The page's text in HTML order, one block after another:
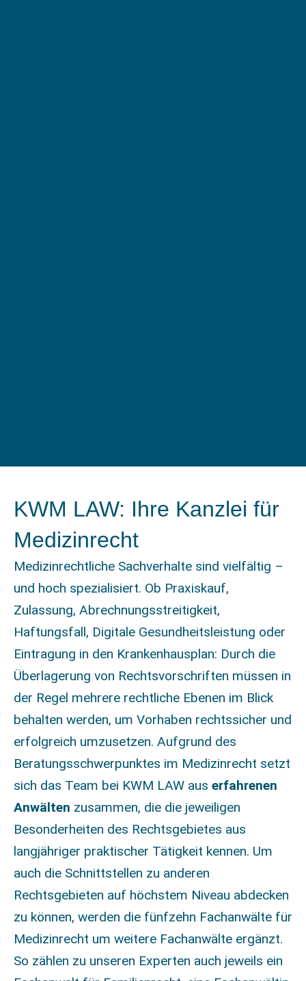
KWM LAW: Ihre Kanzlei für
Medizinrecht
Medizinrechtliche Sachverhalte sind vielfältig –
und hoch spezialisiert. Ob Praxiskauf,
Zulassung, Abrechnungsstreitigkeit,
Haftungsfall, Digitale Gesundheitsleistung oder
Eintragung in den Krankenhausplan: Durch die
Überlagerung von Rechtsvorschriften müssen in
der Regel mehrere rechtliche Ebenen im Blick
behalten werden, um Vorhaben rechtssicher und
erfolgreich umzusetzen. Aufgrund des
Beratungsschwerpunktes im Medizinrecht setzt
sich das Team bei KWM LAW aus erfahrenen
Anwälten zusammen, die die jeweiligen
Besonderheiten des Rechtsgebietes aus
langjähriger praktischer Tätigkeit kennen. Um
auch die Schnittstellen zu anderen
Rechtsgebieten auf höchstem Niveau abdecken
zu können, werden die fünfzehn Fachanwälte für
Medizinrecht um weitere Fachanwälte ergänzt.
So zählen zu unseren Experten auch jeweils ein